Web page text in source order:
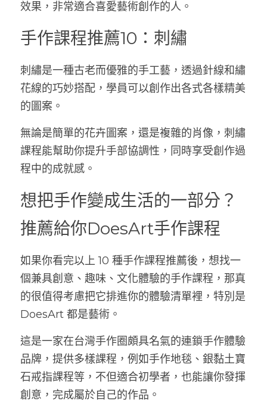
效果，非常適合喜愛藝術創作的人。
手作課程推薦10：刺繡
刺繡是一種古老而優雅的手工藝，透過針線和繡
花線的巧妙搭配，學員可以創作出各式各樣精美
的圖案。
無論是簡單的花卉圖案，還是複雜的肖像，刺繡
課程能幫助你提升手部協調性，同時享受創作過
程中的成就感。
想把手作變成生活的一部分？
推薦給你DoesArt手作課程
如果你看完以上 10 種手作課程推薦後，想找一
個兼具創意、趣味、文化體驗的手作課程，那真
的很值得考慮把它排進你的體驗清單裡，特別是
DoesArt 都是藝術。
這是一家在台灣手作圈頗具名氣的連鎖手作體驗
品牌，提供多樣課程，例如手作地毯、銀黏土寶
石戒指課程等，不但適合初學者，也能讓你發揮
創意，完成屬於自己的作品。